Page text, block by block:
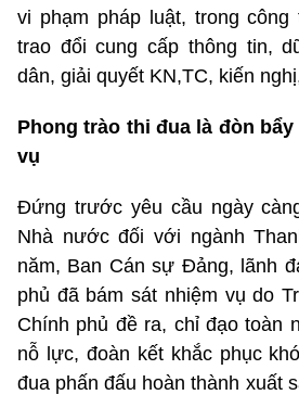
vi phạm pháp luật, trong công
trao đổi cung cấp thông tin,
dân, giải quyết KN,TC, kiến
Phong trào thi đua là đòn
vụ
Đứng trước yêu cầu ngày
Nhà nước đối với ngành
năm, Ban Cán sự Đảng, lãnh
phủ đã bám sát nhiệm vụ do
Chính phủ đề ra, chỉ đạo toàn
nỗ lực, đoàn kết khắc phục
đua phấn đấu hoàn thành xuất